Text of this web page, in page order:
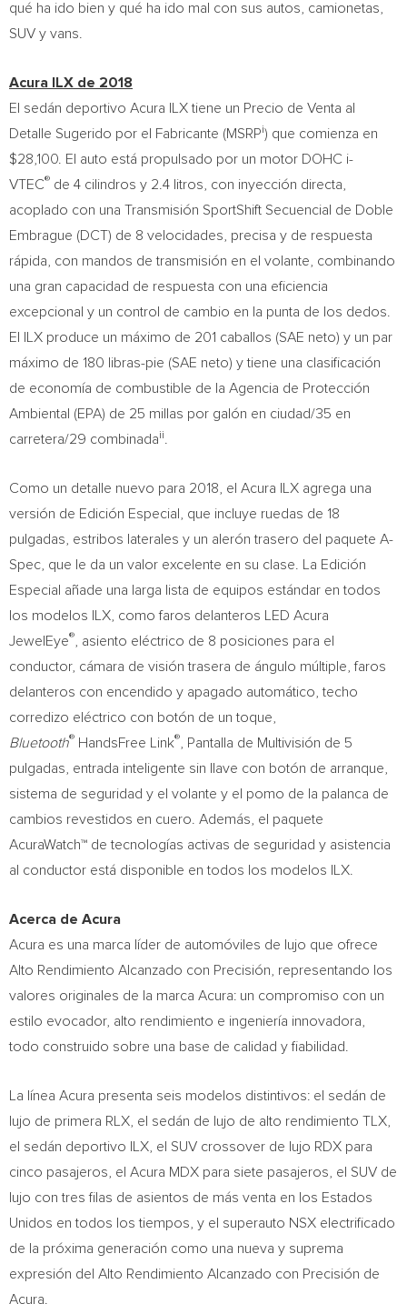
qué ha ido bien y qué ha ido mal con sus autos, camionetas,
SUV y vans.
Acura ILX de 2018
El sedán deportivo Acura ILX tiene un Precio de Venta al
Detalle Sugerido por el Fabricante (MSRPi) que comienza en
$28,100 . El auto está propulsado por un motor DOHC i-
VTEC® de 4 cilindros y 2.4 litros, con inyección directa,
acoplado con una Transmisión SportShift Secuencial de Doble
Embrague (DCT) de 8 velocidades, precisa y de respuesta
rápida, con mandos de transmisión en el volante, combinando
una gran capacidad de respuesta con una eficiencia
excepcional y un control de cambio en la punta de los dedos.
El ILX produce un máximo de 201 caballos (SAE neto) y un par
máximo de 180 libras-pie (SAE neto) y tiene una clasificación
de economía de combustible de la Agencia de Protección
Ambiental (EPA) de 25 millas por galón en ciudad/35 en
carretera/29 combinadaii
Como un detalle nuevo para 2018, el Acura ILX agrega una
versión de Edición Especial, que incluye ruedas de 18
pulgadas, estribos laterales y un alerón trasero del paquete A-
Spec, que le da un valor excelente en su clase. La Edición
Especial añade una larga lista de equipos estándar en todos
los modelos ILX, como faros delanteros LED Acura
JewelEye®
, asiento eléctrico de 8 posiciones para el
conductor, cámara de visión trasera de ángulo múltiple, faros
delanteros con encendido y apagado automático, techo
corredizo eléctrico con botón de un toque,
Bluetooth® HandsFree Link®
, Pantalla de Multivisión de 5
pulgadas, entrada inteligente sin llave con botón de arranque,
sistema de seguridad y el volante y el pomo de la palanca de
cambios revestidos en cuero. Además, el paquete
AcuraWatch™ de tecnologías activas de seguridad y asistencia
al conductor está disponible en todos los modelos ILX.
Acerca de Acura
Acura es una marca líder de automóviles de lujo que ofrece
Alto Rendimiento Alcanzado con Precisión, representando los
valores originales de la marca Acura: un compromiso con un
estilo evocador, alto rendimiento e ingeniería innovadora,
todo construido sobre una base de calidad y fiabilidad.
La línea Acura presenta seis modelos distintivos: el sedán de
lujo de primera RLX, el sedán de lujo de alto rendimiento TLX,
el sedán deportivo ILX, el SUV crossover de lujo RDX para
cinco pasajeros, el Acura MDX para siete pasajeros, el SUV de
lujo con tres filas de asientos de más venta en los Estados
Unidos en todos los tiempos, y el superauto NSX electrificado
de la próxima generación como una nueva y suprema
expresión del Alto Rendimiento Alcanzado con Precisión de
Acura.